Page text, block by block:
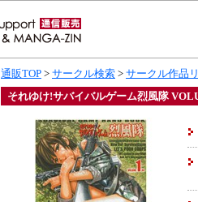
通販TOP > サークル検索 > サークル作品
それゆけ!サバイバルゲーム烈風隊